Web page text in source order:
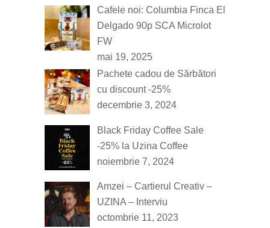
Cafele noi: Columbia Finca El
Delgado 90p SCA Microlot
FW
mai 19, 2025
Pachete cadou de Sărbători
cu discount -25%
decembrie 3, 2024
Black Friday Coffee Sale
-25% la Uzina Coffee
noiembrie 7, 2024
Amzei – Cartierul Creativ –
UZINA – Interviu
octombrie 11, 2023